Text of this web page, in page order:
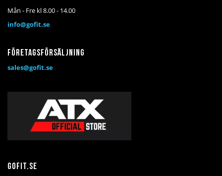
Mån - Fre kl 8.00 - 14.00
info@gofit.se
Företagsförsäljning
sales@gofit.se
Gofit.se